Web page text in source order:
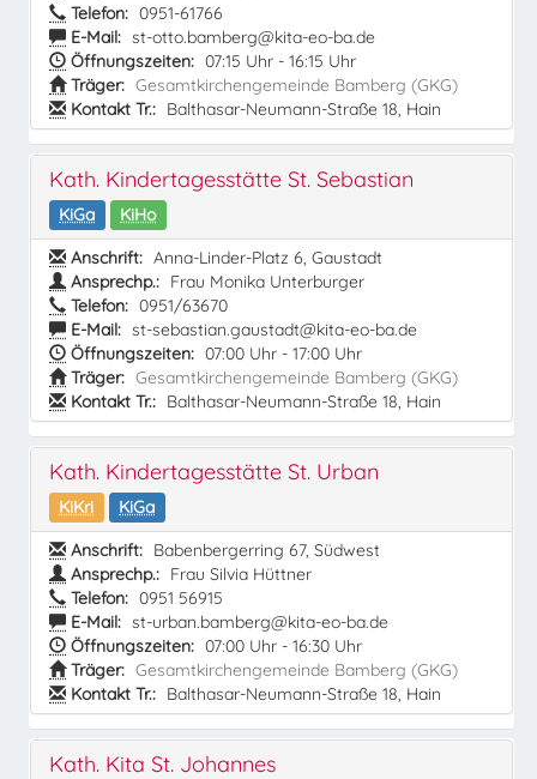
Telefon: 0951-61766
E-Mail: st-otto.bamberg@kita-eo-ba.de
Öffnungszeiten: 07:15 Uhr - 16:15 Uhr
Träger: Gesamtkirchengemeinde Bamberg (GKG)
Kontakt Tr.: Balthasar-Neumann-Straße 18, Hain
Kath. Kindertagesstätte St. Sebastian
KiGa
KiHo
Anschrift: Anna-Linder-Platz 6, Gaustadt
Ansprechp.: Frau Monika Unterburger
Telefon: 0951/63670
E-Mail: st-sebastian.gaustadt@kita-eo-ba.de
Öffnungszeiten: 07:00 Uhr - 17:00 Uhr
Träger: Gesamtkirchengemeinde Bamberg (GKG)
Kontakt Tr.: Balthasar-Neumann-Straße 18, Hain
Kath. Kindertagesstätte St. Urban
KiKri
KiGa
Anschrift: Babenbergerring 67, Südwest
Ansprechp.: Frau Silvia Hüttner
Telefon: 0951 56915
E-Mail: st-urban.bamberg@kita-eo-ba.de
Öffnungszeiten: 07:00 Uhr - 16:30 Uhr
Träger: Gesamtkirchengemeinde Bamberg (GKG)
Kontakt Tr.: Balthasar-Neumann-Straße 18, Hain
Kath. Kita St. Johannes